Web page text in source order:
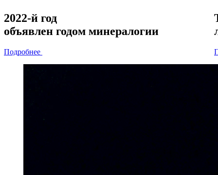
2022-й год
объявлен годом минералогии
Подробнее